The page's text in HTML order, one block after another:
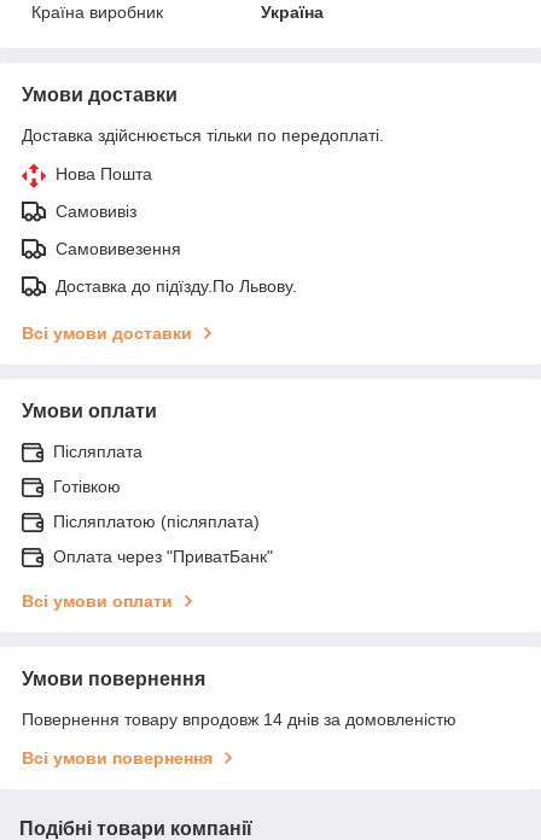
Країна виробник
Україна
Умови доставки
Доставка здійснюється тільки по передоплаті.
Нова Пошта
Самовивіз
Самовивезення
Доставка до підїзду.По Львову.
Всі умови доставки
Умови оплати
Післяплата
Готівкою
Післяплатою (післяплата)
Оплата через "ПриватБанк"
Всі умови оплати
Умови повернення
Повернення товару впродовж 14 днів за домовленістю
Всі умови повернення
Подібні товари компанії